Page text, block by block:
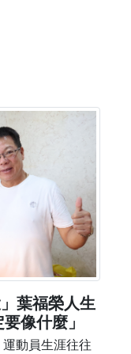
葉福榮人生
像什麼」
動員生涯往往